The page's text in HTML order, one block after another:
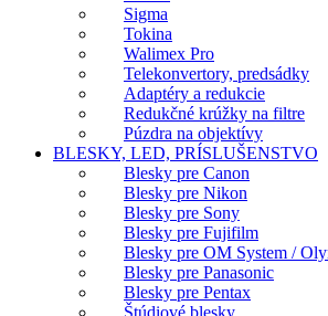
Sigma
Tokina
Walimex Pro
Telekonvertory, predsádky
Adaptéry a redukcie
Redukčné krúžky na filtre
Púzdra na objektívy
BLESKY, LED, PRÍSLUŠENSTVO
Blesky pre Canon
Blesky pre Nikon
Blesky pre Sony
Blesky pre Fujifilm
Blesky pre OM System /
Blesky pre Panasonic
Blesky pre Pentax
Štúdiové blesky